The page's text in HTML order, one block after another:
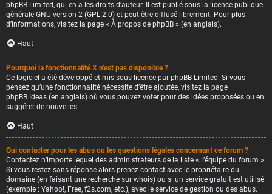
phpBB Limited, qui en a les droits d’auteur. Il est publié sous la licence publique
générale GNU version 2 (GPL-2.0) et peut être diffusé librement. Pour plus
d’informations, visitez la page « À propos de phpBB » (en anglais).
Haut
Pourquoi la fonctionnalité X n’est pas disponible ?
Ce logiciel a été développé et mis sous licence par phpBB Limited. Si vous
pensez qu’une fonctionnalité nécessite d’être ajoutée, visitez la page
phpBB Ideas (en anglais) où vous pouvez voter pour des idées proposées ou en
suggérer de nouvelles.
Haut
Qui contacter pour les abus ou les questions légales concernant ce forum ?
Contactez n’importe lequel des administrateurs de la liste « L’équipe du forum ».
Si vous restez sans réponse alors prenez contact avec le propriétaire du
domaine (en faisant une recherche sur whois) ou si un service gratuit est utilisé
(exemple : Yahoo!, Free, f2s.com, etc.), avec le service de gestion ou des abus.